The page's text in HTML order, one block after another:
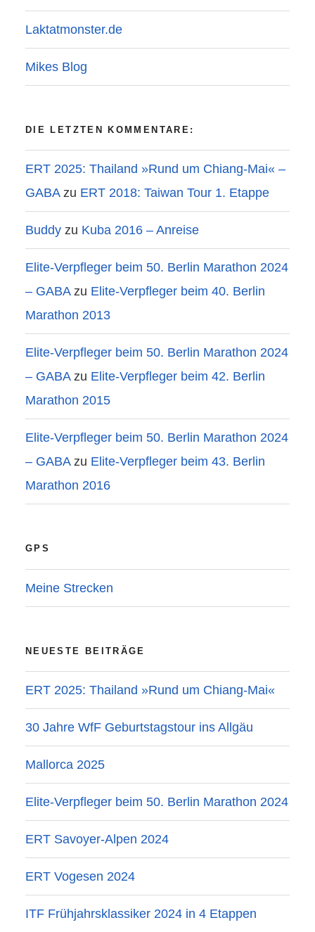
Laktatmonster.de
Mikes Blog
DIE LETZTEN KOMMENTARE:
ERT 2025: Thailand »Rund um Chiang-Mai« –
GABAzu ERT 2018: Taiwan Tour 1. Etappe
Buddy zu Kuba 2016 – Anreise
Elite-Verpfleger beim 50. Berlin Marathon 2024
– GABAzu Elite-Verpfleger beim 40. Berlin
Marathon 2013
Elite-Verpfleger beim 50. Berlin Marathon 2024
– GABAzu Elite-Verpfleger beim 42. Berlin
Marathon 2015
Elite-Verpfleger beim 50. Berlin Marathon 2024
– GABAzu Elite-Verpfleger beim 43. Berlin
Marathon 2016
GPS
Meine Strecken
NEUESTE BEITRÄGE
ERT 2025: Thailand »Rund um Chiang-Mai«
30 Jahre WfF Geburtstagstour ins Allgäu
Mallorca 2025
Elite-Verpfleger beim 50. Berlin Marathon 2024
ERT Savoyer-Alpen 2024
ERT Vogesen 2024
ITF Frühjahrsklassiker 2024 in 4 Etappen